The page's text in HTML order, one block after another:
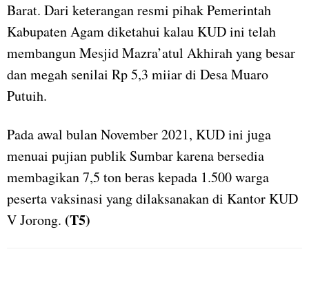
Barat. Dari keterangan resmi pihak Pemerintah
Kabupaten Agam diketahui kalau KUD ini telah
membangun Mesjid Mazra’atul Akhirah yang besar
dan megah senilai Rp 5,3 miiar di Desa Muaro
Putuih.
Pada awal bulan November 2021, KUD ini juga
menuai pujian publik Sumbar karena bersedia
membagikan 7,5 ton beras kepada 1.500 warga
peserta vaksinasi yang dilaksanakan di Kantor KUD
V Jorong. (T5)